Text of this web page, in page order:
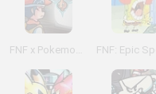
FNF x Pokemon: Perish Edition